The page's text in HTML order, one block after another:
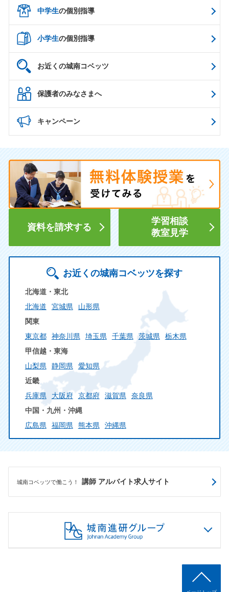
中学生の個別指導
小学生の個別指導
お近くの城南コベッツ
保護者のみなさまへ
キャンペーン
資料を請求する
学習相談
教室見学
お近くの城南コベッツを探す
北海道・東北
北海道
宮城県
山形県
関東
東京都
神奈川県 埼玉県 千葉県 茨城県
栃木県
甲信越・東海
山梨県
静岡県
愛知県
近畿
兵庫県
大阪府 京都府 滋賀県
奈良県
中国・九州・沖縄
広島県
福岡県 熊本県 沖縄県
城南コベッツで働こう！ 講師 アルバイト求人サイト